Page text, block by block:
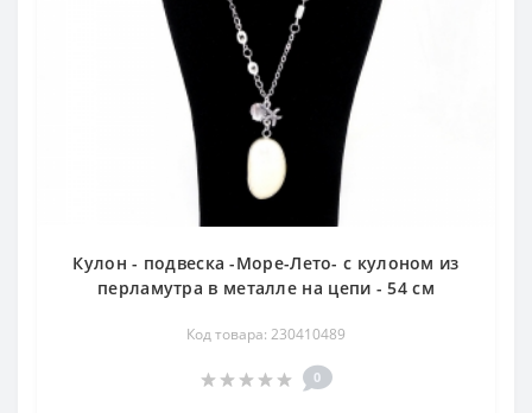
Кулон - подвеска -Море-Лето- с кулоном из
перламутра в металле на цепи - 54 см
Код товара: 230410489
0